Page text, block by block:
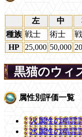
左 中
種族 戦士 術士
HP
25,000 50,000
黒猫のウィ
属性別評価一覧
火属性の精霊
水属性の精霊